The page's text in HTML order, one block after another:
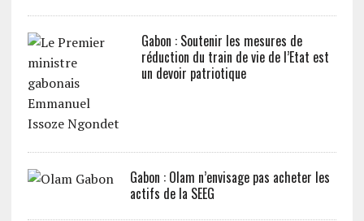
Gabon : Soutenir les mesures de
réduction du train de vie de l’Etat est
un devoir patriotique
Gabon : Olam n’envisage pas acheter les
actifs de la SEEG